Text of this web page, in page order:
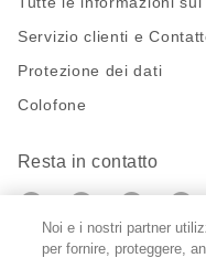
Servizio clienti e
Protezione dei dati
Colofone
Resta in contatto
https://https://
Noi e i nostri partner
per fornire, proteggere,